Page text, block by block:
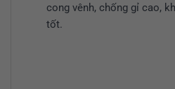
cong vênh, chống gỉ cao,
tốt.